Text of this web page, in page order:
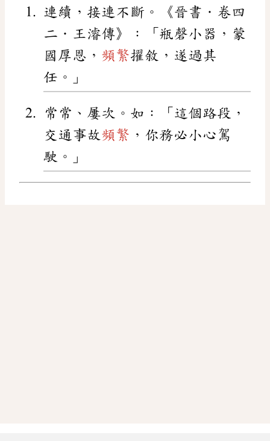
連續，接連不斷。《晉書．卷四
二．王濬傳》：「瓶磬小器，蒙
國厚恩， 頻繁擢敘，遂過其
任。」
常常、屢次。如：「這個路段，
交通事故 頻繁 ，你務必小心駕
駛。」